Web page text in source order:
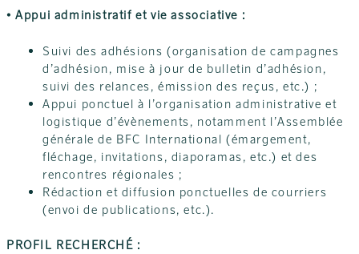
• Appui administratif et vie associative :
Suivi des adhésions (organisation de campagnes
d’adhésion, mise à jour de bulletin d’adhésion,
suivi des relances, émission des reçus, etc.) ;
Appui ponctuel à l’organisation administrative et
logistique d’évènements, notamment l’Assemblée
générale de BFC International (émargement,
fléchage, invitations, diaporamas, etc.) et des
rencontres régionales ;
Rédaction et diffusion ponctuelles de courriers
(envoi de publications, etc.).
PROFIL RECHERCHÉ :